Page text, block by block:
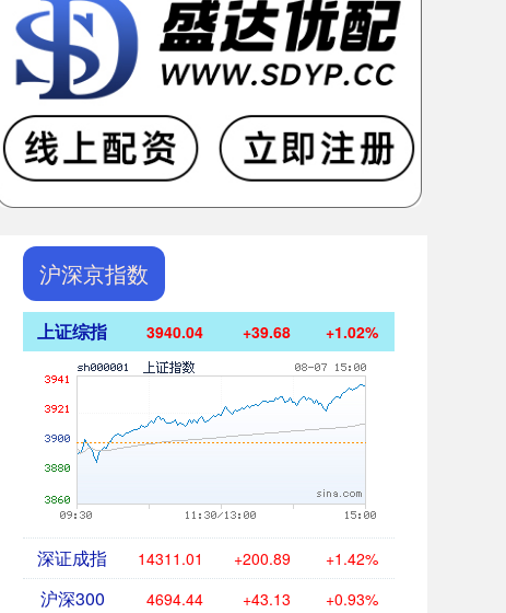
沪深京指数
上证综指 3940.04 +39.68 +1.02%
深证成指 14311.01 +200.89 +1.42%
沪深300 4694.44 +43.13 +0.93%